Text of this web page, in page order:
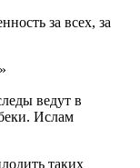
за всех, за
ведут в
Ислам
таких